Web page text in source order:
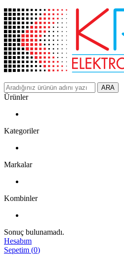
ARA
Ürünler
Kategoriler
Markalar
Kombinler
Sonuç bulunamadı.
Hesabım
Sepetim (0)